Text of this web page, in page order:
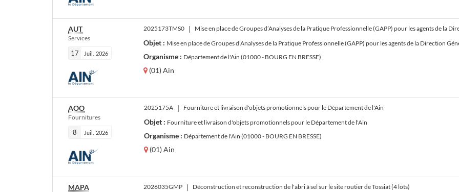
AUT
Services
17 Juil. 2026
2025173TMS0 |
Objet : Mise en place de Groupes d’Analyses de la Pratique Professionnelle (GAPP) pour les agents de la Direction Générale Adjointe de la Solidarité du Département de l’Ain - Assistants familiaux de la Direction de
Organisme : Département de l'Ain (01000 - BOURG EN BRESSE)
(01) Ain
AOO
Fournitures
8 Juil. 2026
2025175A | Fourniture et livraison d'objets promotionnels pour le Département de l'Ain
Objet : Fourniture et livraison d'objets promotionnels pour le Département de l'Ain
Organisme : Département de l'Ain (01000 - BOURG EN BRESSE)
(01) Ain
MAPA 2026035GMP | Déconstruction et reconstruction de l'abri à sel sur le site routier de Tossiat (4 lots)